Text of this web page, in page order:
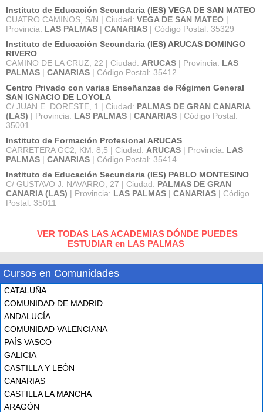
Instituto de Educación Secundaria (IES) VEGA DE SAN MATEO
CUATRO CAMINOS, S/N | Ciudad: VEGA DE SAN MATEO |
Provincia: LAS PALMAS | CANARIAS | Código Postal: 35329
Instituto de Educación Secundaria (IES) ARUCAS DOMINGO
RIVERO
CAMINO DE LA CRUZ, 22 | Ciudad: ARUCAS | Provincia: LAS
PALMAS | CANARIAS | Código Postal: 35412
Centro Privado con varias Enseñanzas de Régimen General
SAN IGNACIO DE LOYOLA
C/ JUAN E. DORESTE, 1 | Ciudad: PALMAS DE GRAN CANARIA
(LAS) | Provincia: LAS PALMAS | CANARIAS | Código Postal:
35001
Instituto de Formación Profesional ARUCAS
CARRETERA GC2, KM. 8,5 | Ciudad: ARUCAS | Provincia: LAS
PALMAS | CANARIAS | Código Postal: 35414
Instituto de Educación Secundaria (IES) PABLO MONTESINO
C/ GUSTAVO J. NAVARRO, 27 | Ciudad: PALMAS DE GRAN
CANARIA (LAS) | Provincia: LAS PALMAS | CANARIAS | Código
Postal: 35011
VER TODAS LAS ACADEMIAS DÓNDE PUEDES
ESTUDIAR en LAS PALMAS
Cursos en Comunidades
CATALUÑA
COMUNIDAD DE MADRID
ANDALUCÍA
COMUNIDAD VALENCIANA
PAÍS VASCO
GALICIA
CASTILLA Y LEÓN
CANARIAS
CASTILLA LA MANCHA
ARAGÓN